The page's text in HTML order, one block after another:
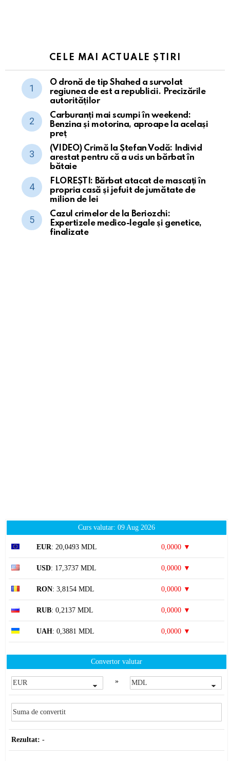
CELE MAI ACTUALE ȘTIRI
O dronă de tip Shahed a survolat
regiunea de est a republicii. Precizările
autorităților
Carburanți mai scumpi în weekend:
Benzina și motorina, aproape la același
preț
(VIDEO) Crimă la Ștefan Vodă: Individ
arestat pentru că a ucis un bărbat în
bătaie
FLOREȘTI: Bărbat atacat de mascați în
propria casă și jefuit de jumătate de
milion de lei
Cazul crimelor de la Beriozchi:
Expertizele medico-legale și genetice,
finalizate
Curs valutar: 09 Aug 2026
EUR: 20,0493 MDL 0,0000 ▼
USD: 17,3737 MDL 0,0000 ▼
RON: 3,8154 MDL 0,0000 ▼
RUB: 0,2137 MDL 0,0000 ▼
UAH: 0,3881 MDL 0,0000 ▼
Convertor valutar
»
Rezultat: -